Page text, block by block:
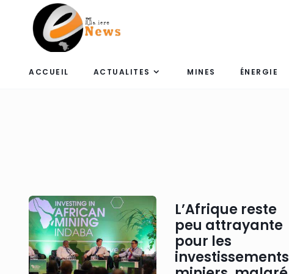
ACCUEIL ACTUALITES MINES ÉNERGIE
L’Afrique reste
peu attrayante
pour les
investissements